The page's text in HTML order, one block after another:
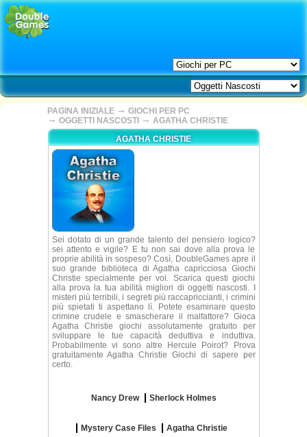
PAGINA INIZIALE → GIOCHI PER PC
→ OGGETTI NASCOSTI → AGATHA CHRISTIE
AGATHA CHRISTIE
Sei dotato di un grande talento del pensiero logico?
sei attento e vigile? E tu non sai dove alla prova le
proprie abilità in sospeso? Così, DoubleGames apre il
suo grande biblioteca di Agatha capricciosa Giochi
Christie specialmente per voi. Scarica questi giochi
alla prova la tua abilità migliori di oggetti nascosti. I
misteri più terribili, i segreti più raccapriccianti, i crimini
più spietati ti aspettano lì. Potete esaminare questo
crimine crudele e smascherare il malfattore? Gioca
Agatha Christie giochi assolutamente gratuito per
sviluppare le tue capacità deduttiva e induttiva.
Probabilmente vi sono altre Hercule Poirot? Prova
gratuitamente Agatha Christie Giochi di sapere per
certo.
Nancy Drew Sherlock Holmes
Mystery Case Files Agatha Christie